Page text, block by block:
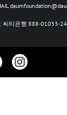
씨티은행 888-01033-